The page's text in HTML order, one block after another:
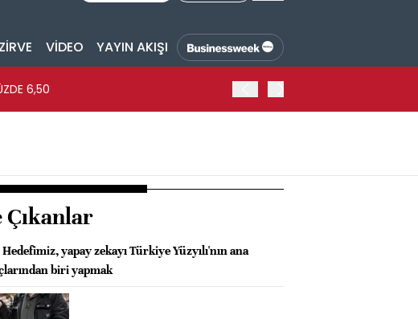
ZİRVE VİDEO YAYIN AKIŞI
6,50
Çıkanlar
Hedefimiz, yapay zekayı Türkiye Yüzyılı'nın ana
biri yapmak